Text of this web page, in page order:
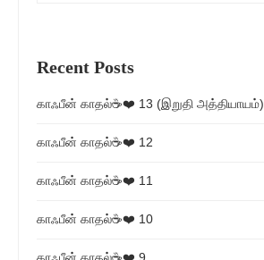
Recent Posts
காஃபீன் காதல்☕❤️ 13 (இறுதி அத்தியாயம்)
காஃபீன் காதல்☕❤️ 12
காஃபீன் காதல்☕❤️ 11
காஃபீன் காதல்☕❤️ 10